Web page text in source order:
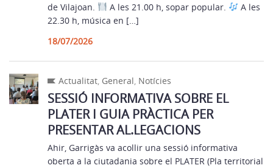
de Vilajoan.
A les 21.00 h, sopar popular.
A les
22.30 h, música en […]
18/07/2026
Actualitat, General, Notícies
SESSIÓ INFORMATIVA SOBRE EL
PLATER I GUIA PRÀCTICA PER
PRESENTAR AL.LEGACIONS
Ahir, Garrigàs va acollir una sessió informativa
oberta a la ciutadania sobre el PLATER (Pla territorial